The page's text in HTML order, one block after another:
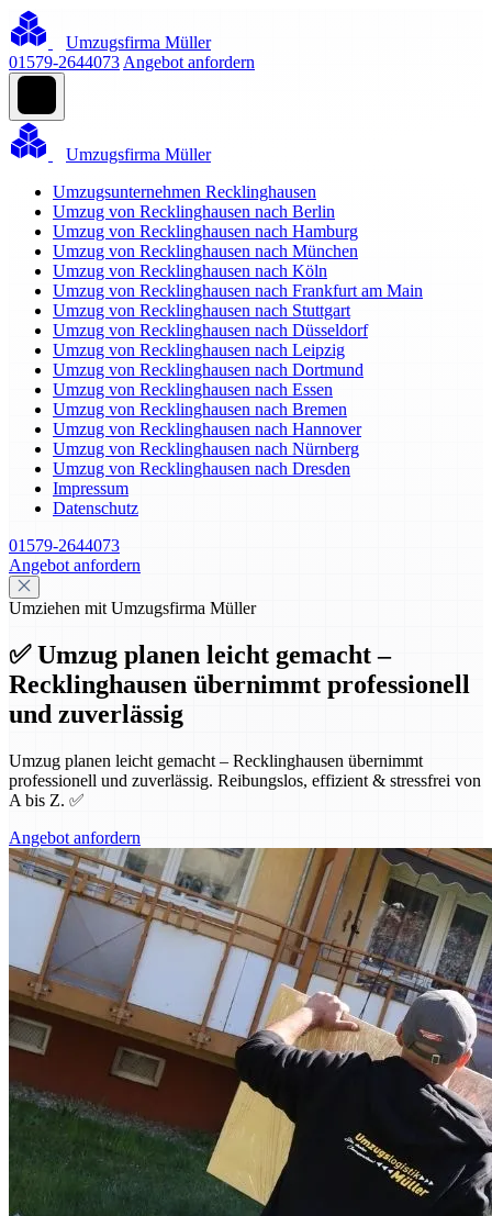
Umzugsfirma Müller
01579-2644073 Angebot anfordern
Umzugsfirma Müller
Umzugsunternehmen Recklinghausen
Umzug von Recklinghausen nach Berlin
Umzug von Recklinghausen nach Hamburg
Umzug von Recklinghausen nach München
Umzug von Recklinghausen nach Köln
Umzug von Recklinghausen nach Frankfurt am Main
Umzug von Recklinghausen nach Stuttgart
Umzug von Recklinghausen nach Düsseldorf
Umzug von Recklinghausen nach Leipzig
Umzug von Recklinghausen nach Dortmund
Umzug von Recklinghausen nach Essen
Umzug von Recklinghausen nach Bremen
Umzug von Recklinghausen nach Hannover
Umzug von Recklinghausen nach Nürnberg
Umzug von Recklinghausen nach Dresden
Impressum
Datenschutz
01579-2644073
Angebot anfordern
Umziehen mit Umzugsfirma Müller
✅ Umzug planen leicht gemacht –
Recklinghausen übernimmt professionell
und zuverlässig
Umzug planen leicht gemacht – Recklinghausen übernimmt
professionell und zuverlässig. Reibungslos, effizient & stressfrei von
A bis Z. ✅
Angebot anfordern